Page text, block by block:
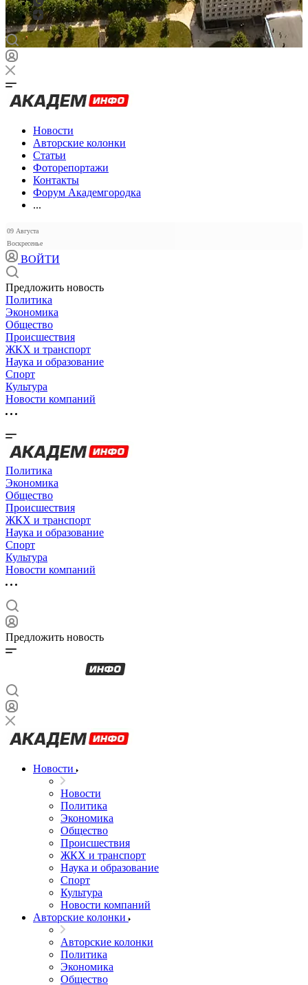
Новости
Авторские колонки
Статьи
Фоторепортажи
Контакты
Форум Академгородка
...
09 Августа
Воскресенье
ВОЙТИ
Предложить новость
Политика
Экономика
Общество
Происшествия
ЖКХ и транспорт
Наука и образование
Спорт
Культура
Новости компаний
Политика
Экономика
Общество
Происшествия
ЖКХ и транспорт
Наука и образование
Спорт
Культура
Новости компаний
Предложить новость
Новости
Новости
Политика
Экономика
Общество
Происшествия
ЖКХ и транспорт
Наука и образование
Спорт
Культура
Новости компаний
Авторские колонки
Авторские колонки
Политика
Экономика
Общество